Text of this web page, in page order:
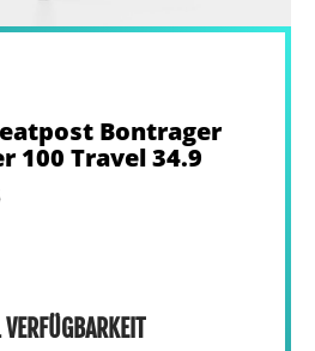
Bontrager
100 Travel 34.9